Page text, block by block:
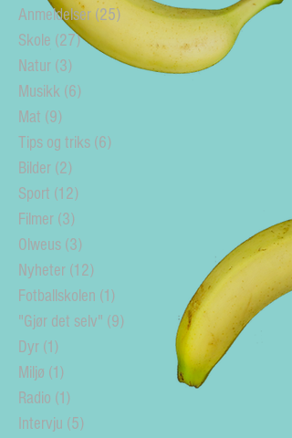
Videoer(22) 22 posts
Anmeldelser(25)25 posts
Skole (27)
27 posts
Natur(3)3 posts
Musikk
Mat (9) 9 posts
Tips og triks
Bilder (2)2 posts
Sport (12)
Filmer(3)3 posts
Olweus (3)3 posts
Nyheter(12)12 posts
Fotballskolen (1)1 post
"Gjør det selv"
Dyr(1)1 post
Miljø (1)1 post
Radio (1)1 post